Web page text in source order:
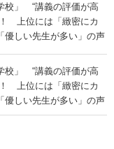
校」 “講義の評価が高
上位には「緻密にカ
優しい先生が多い」の声
校」 “講義の評価が高
上位には「緻密にカ
優しい先生が多い」の声